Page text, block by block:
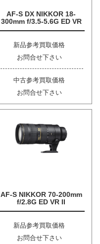
AF-S DX NIKKOR 18-
300mm f/3.5-5.6G ED VR
新品参考買取価格
お問合せ下さい
中古参考買取価格
お問合せ下さい
AF-S NIKKOR 70-200mm
f/2.8G ED VR II
新品参考買取価格
お問合せ下さい